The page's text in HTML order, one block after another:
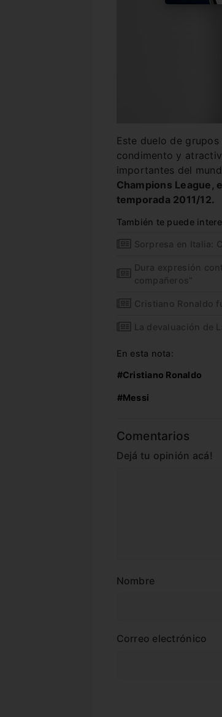
Este duelo de grupos
condimento y
importantes del
Champions League,
temporada 2011/12.
También te puede
Sorpresa en Italia:
Dura expresión
compañeros”
Cristiano Ronaldo
La devaluación de
En esta nota:
#Cristiano Ronaldo
#Messi
Comentarios
Dejá tu opinión acá!
Nombre
Correo electrónico